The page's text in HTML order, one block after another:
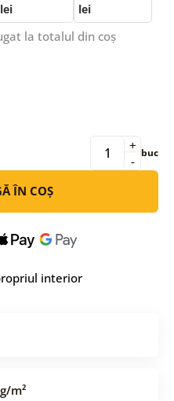
lei
lei
la totalul din coș
-
+ buc
ÎN COȘ
interior
m²